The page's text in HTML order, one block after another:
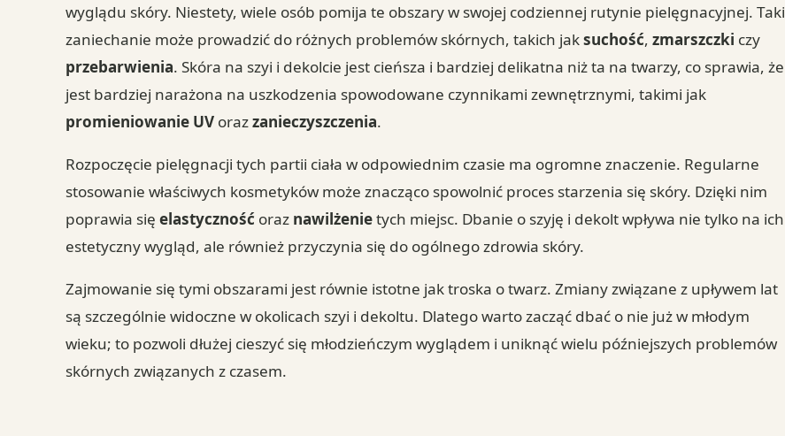
wyglądu skóry. Niestety, wiele osób pomija te obszary w swojej codziennej rutynie pielęgnacyjnej. Taki
zaniechanie może prowadzić do różnych problemów skórnych, takich jaksuchość,zmarszczki czy
przebarwienia. Skóra na szyi i dekolcie jest cieńsza i bardziej delikatna niż ta na twarzy, co sprawia, że
jest bardziej narażona na uszkodzenia spowodowane czynnikami zewnętrznymi, takimi jak
promieniowanie UV orazzanieczyszczenia.
Rozpoczęcie pielęgnacji tych partii ciała w odpowiednim czasie ma ogromne znaczenie. Regularne
stosowanie właściwych kosmetyków może znacząco spowolnić proces starzenia się skóry. Dzięki nim
poprawia sięelastyczność oraz nawilżenietych miejsc. Dbanie o szyję i dekolt wpływa nie tylko na ich
estetyczny wygląd, ale również przyczynia się do ogólnego zdrowia skóry.
Zajmowanie się tymi obszarami jest równie istotne jak troska o twarz. Zmiany związane z upływem lat
są szczególnie widoczne w okolicach szyi i dekoltu. Dlatego warto zacząć dbać o nie już w młodym
wieku; to pozwoli dłużej cieszyć się młodzieńczym wyglądem i uniknąć wielu późniejszych problemów
skórnych związanych z czasem.